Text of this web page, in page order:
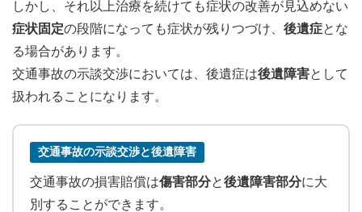
しかし、それ以上治療を続けても症状の改善が見込めない
症状固定の段階になっても症状が残りつづけ、 後遺症とな
る場合があります。
交通事故の示談交渉においては、後遺症は後遺障害として
扱われることになります。
交通事故の示談交渉と後遺障害
交通事故の損害賠償は傷害部分と後遺障害部分に大
別することができます。